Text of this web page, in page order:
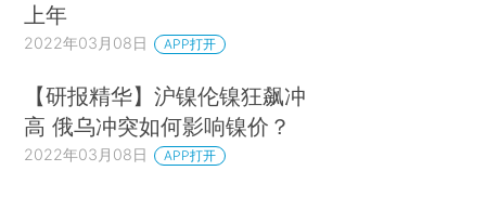
上年
2022年03月08日 APP打开
【研报精华】沪镍伦镍狂飙冲
高 俄乌冲突如何影响镍价？
2022年03月08日 APP打开